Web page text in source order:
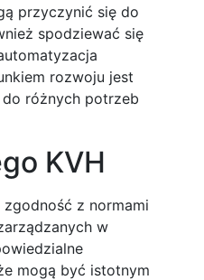
przyczynić się do
spodziewać się
rozwoju jest
różnych potrzeb
KVH
z normami
w
mogą być istotnym